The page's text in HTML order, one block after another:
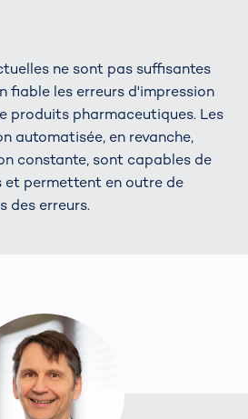
ne sont pas suffisantes
fiable les erreurs d'impression
produits pharmaceutiques. Les
automatisée, en revanche,
constante, sont capables de
et permettent en outre de
des erreurs.